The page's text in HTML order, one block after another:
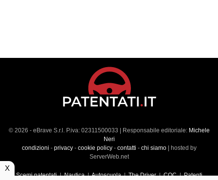
© 2026 - eBrave S.r.l. P.iva: 02311500033 | Responsabile editoriale: Michele
Neri
condizioni - privacy- cookie policy- contatti - chi siamo| hosted by
ServerWeb.net
Scemi patentati|Nautica|Autoscuola|The Driver|CQC|Patenti
X